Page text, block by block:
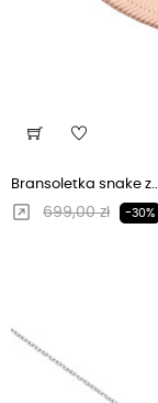
Bransoletka snake
Regularna
699,00 zł -30%